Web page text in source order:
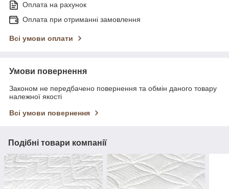
Оплата на рахунок
Оплата при отриманні замовлення
Всі умови оплати
Умови повернення
Законом не передбачено повернення та обмін даного товару
належної якості
Всі умови повернення
Подібні товари компанії